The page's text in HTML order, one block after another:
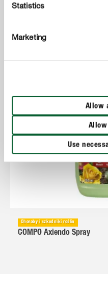
Statistics
Marketing
Allow
Use
Choroby i szkodniki roślin
COMPO Axiendo Spray